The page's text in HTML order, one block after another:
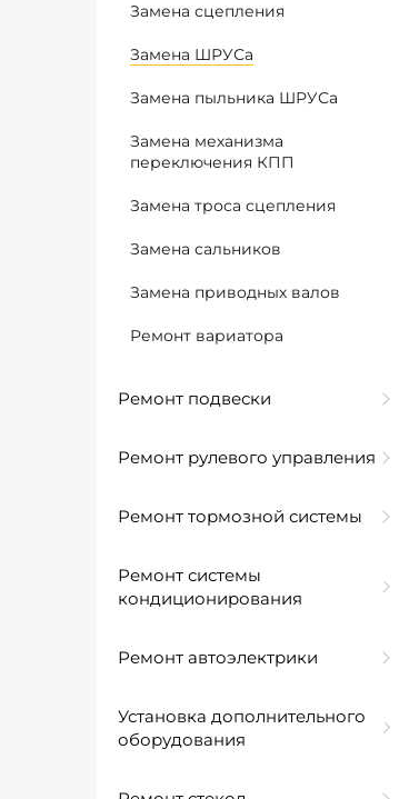
Замена сцепления
Замена ШРУСа
Замена пыльника ШРУСа
Замена механизма
переключения КПП
Замена троса сцепления
Замена сальников
Замена приводных валов
Ремонт вариатора
Ремонт подвески
Ремонт рулевого управления
Ремонт тормозной системы
Ремонт системы
кондиционирования
Ремонт автоэлектрики
Установка дополнительного
оборудования